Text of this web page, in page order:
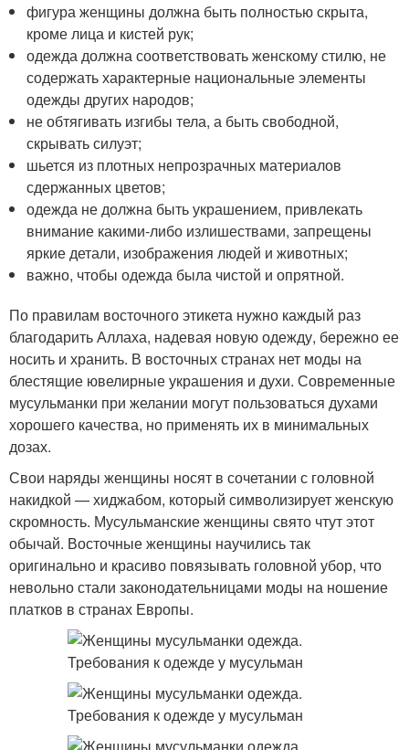
фигура женщины должна быть полностью скрыта,
кроме лица и кистей рук;
одежда должна соответствовать женскому стилю, не
содержать характерные национальные элементы
одежды других народов;
не обтягивать изгибы тела, а быть свободной,
скрывать силуэт;
шьется из плотных непрозрачных материалов
сдержанных цветов;
одежда не должна быть украшением, привлекать
внимание какими-либо излишествами, запрещены
яркие детали, изображения людей и животных;
важно, чтобы одежда была чистой и опрятной.
По правилам восточного этикета нужно каждый раз
благодарить Аллаха, надевая новую одежду, бережно ее
носить и хранить. В восточных странах нет моды на
блестящие ювелирные украшения и духи. Современные
мусульманки при желании могут пользоваться духами
хорошего качества, но применять их в минимальных
дозах.
Свои наряды женщины носят в сочетании с головной
накидкой — хиджабом, который символизирует женскую
скромность. Мусульманские женщины свято чтут этот
обычай. Восточные женщины научились так
оригинально и красиво повязывать головной убор, что
невольно стали законодательницами моды на ношение
платков в странах Европы.